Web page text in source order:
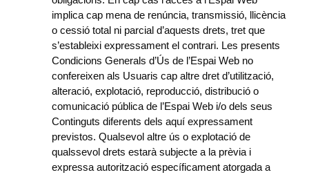
implica cap mena de renúncia, transmissió, llicència
o cessió total ni parcial d’aquests drets, tret que
s’estableixi expressament el contrari. Les presents
Condicions Generals d’Ús de l’Espai Web no
confereixen als Usuaris cap altre dret d’utilització,
alteració, explotació, reproducció, distribució o
comunicació pública de l’Espai Web i/o dels seus
Continguts diferents dels aquí expressament
previstos. Qualsevol altre ús o explotació de
qualssevol drets estarà subjecte a la prèvia i
expressa autorització específicament atorgada a